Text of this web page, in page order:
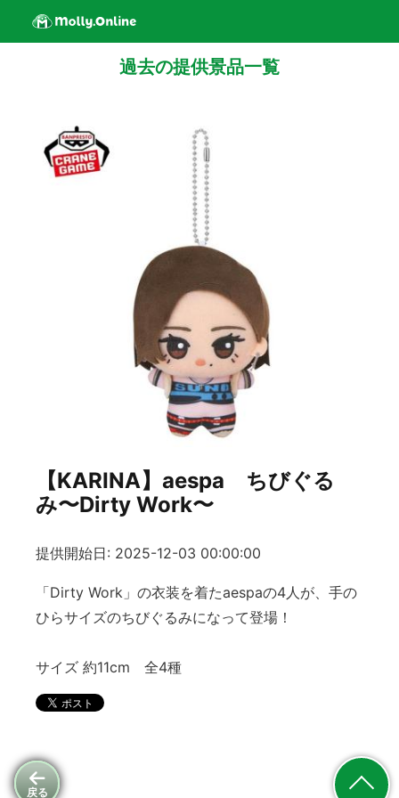
戻る
過去の提供景品一覧
【KARINA】aespa ちびぐる
み〜Dirty Work〜
提供開始日: 2025-12-03 00:00:00
「Dirty Work」の衣装を着たaespaの4人が、手の
ひらサイズのちびぐるみになって登場！
サイズ 約11cm 全4種